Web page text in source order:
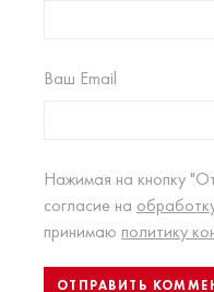
Ваш Email
Нажимая на кнопку
согласие на
принимаю политику